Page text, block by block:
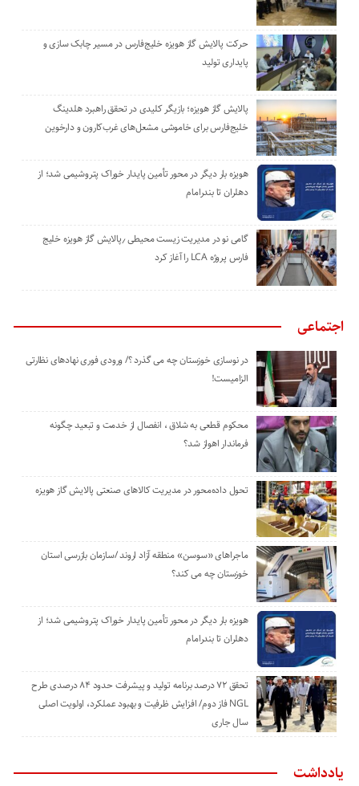
حرکت پالایش گاز هویزه خلیج‌فارس در مسیر چابک سازی و
پایداری تولید
پالایش گاز هویزه؛ بازیگر کلیدی در تحقق راهبرد هلدینگ
خلیج‌فارس برای خاموشی مشعل‌های غرب‌کارون و دارخوین
هویزه بار دیگر در محور تأمین پایدار خوراک پتروشیمی شد؛ از
دهلران تا بندرامام
گامی نو در مدیریت زیست ‌محیطی ٫پالایش گاز هویزه خلیج
‌فارس پروژه LCA را آغاز کرد
اجتماعی
در نوسازی خوزستان چه می گذرد ؟/ ورودی فوری نهادهای نظارتی
الزامیست!
محکوم قطعی به شلاق ، انفصال از خدمت و تبعید چگونه
فرماندار اهواز شد؟
تحول داده‌محور در مدیریت کالاهای صنعتی پالایش گاز هویزه
ماجراهای «سوسن» منطقه آزاد اروند /سازمان بازرسی استان
خوزستان چه می کند؟
هویزه بار دیگر در محور تأمین پایدار خوراک پتروشیمی شد؛ از
دهلران تا بندرامام
تحقق ۷۲ درصد برنامه تولید و پیشرفت حدود ۸۴ درصدی طرح
NGL فاز دوم/ افزایش ظرفیت و بهبود عملکرد، اولویت اصلی
سال جاری
یادداشت